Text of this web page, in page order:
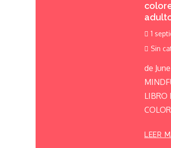
1
Sin
de
LIBRO
LEER